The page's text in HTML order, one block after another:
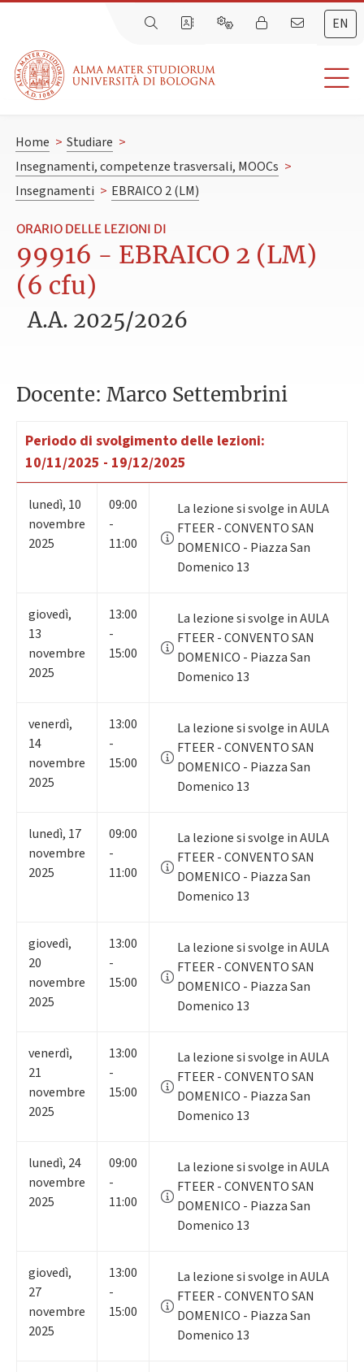
EN
Home > Studiare >
Insegnamenti, competenze trasversali, MOOCs >
Insegnamenti > EBRAICO 2 (LM)
ORARIO DELLE LEZIONI DI
99916 - EBRAICO 2 (LM)
(6 cfu)
A.A. 2025/2026
Docente: Marco Settembrini
Periodo di svolgimento delle lezioni:
10/11/2025 - 19/12/2025
lunedì, 10
novembre
2025
09:00
-
11:00
La lezione si svolge in AULA
FTEER - CONVENTO SAN
DOMENICO - Piazza San
Domenico 13
giovedì,
13
novembre
2025
13:00
-
15:00
La lezione si svolge in AULA
FTEER - CONVENTO SAN
DOMENICO - Piazza San
Domenico 13
venerdì,
14
novembre
2025
13:00
-
15:00
La lezione si svolge in AULA
FTEER - CONVENTO SAN
DOMENICO - Piazza San
Domenico 13
lunedì, 17
novembre
2025
09:00
-
11:00
La lezione si svolge in AULA
FTEER - CONVENTO SAN
DOMENICO - Piazza San
Domenico 13
giovedì,
20
novembre
2025
13:00
-
15:00
La lezione si svolge in AULA
FTEER - CONVENTO SAN
DOMENICO - Piazza San
Domenico 13
venerdì,
21
novembre
2025
13:00
-
15:00
La lezione si svolge in AULA
FTEER - CONVENTO SAN
DOMENICO - Piazza San
Domenico 13
lunedì, 24
novembre
2025
09:00
-
11:00
La lezione si svolge in AULA
FTEER - CONVENTO SAN
DOMENICO - Piazza San
Domenico 13
giovedì,
27
novembre
2025
13:00
-
15:00
La lezione si svolge in AULA
FTEER - CONVENTO SAN
DOMENICO - Piazza San
Domenico 13